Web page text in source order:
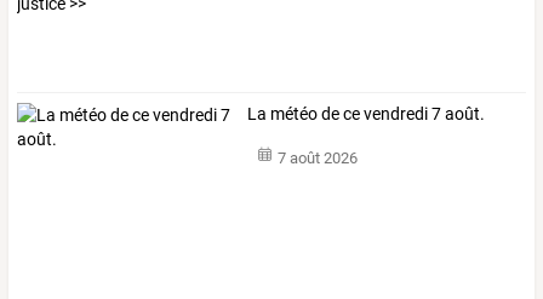
La météo de ce vendredi 7 août.
7 août 2026